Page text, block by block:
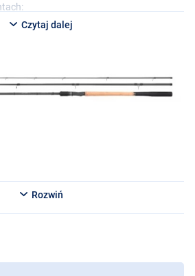
3.96m 13’0" 15g 3szt.
133 cm
Czytaj dalej
Rozwiń